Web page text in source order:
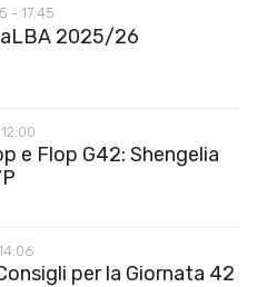
- 17:45
2025/26
e Flop G42: Shengelia
per la Giornata 42